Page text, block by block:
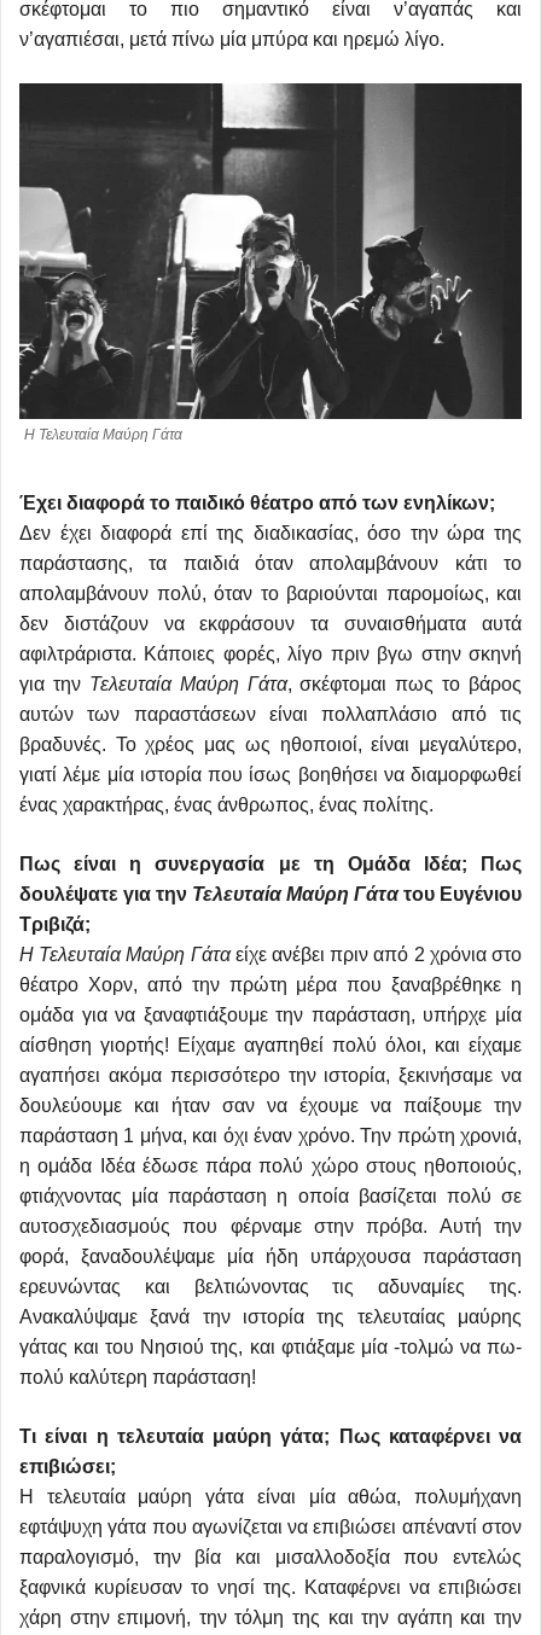
σκέφτομαι το πιο σημαντικό είναι ν’αγαπάς και
ν’αγαπιέσαι, μετά πίνω μία μπύρα και ηρεμώ λίγο.
Η Τελευταία Μαύρη Γάτα
Έχει διαφορά το παιδικό θέατρο από των ενηλίκων;
Δεν έχει διαφορά επί της διαδικασίας, όσο την ώρα της
παράστασης, τα παιδιά όταν απολαμβάνουν κάτι το
απολαμβάνουν πολύ, όταν το βαριούνται παρομοίως, και
δεν διστάζουν να εκφράσουν τα συναισθήματα αυτά
αφιλτράριστα. Κάποιες φορές, λίγο πριν βγω στην σκηνή
για την Τελευταία Μαύρη Γάτα, σκέφτομαι πως το βάρος
αυτών των παραστάσεων είναι πολλαπλάσιο από τις
βραδυνές. Το χρέος μας ως ηθοποιοί, είναι μεγαλύτερο,
γιατί λέμε μία ιστορία που ίσως βοηθήσει να διαμορφωθεί
ένας χαρακτήρας, ένας άνθρωπος, ένας πολίτης.
Πως είναι η συνεργασία με τη Ομάδα Ιδέα; Πως
δουλέψατε για την Τελευταία Μαύρη Γάτατου Ευγένιου
Τριβιζά;
Η Τελευταία Μαύρη Γάταείχε ανέβει πριν από 2 χρόνια στο
θέατρο Χορν, από την πρώτη μέρα που ξαναβρέθηκε η
ομάδα για να ξαναφτιάξουμε την παράσταση, υπήρχε μία
αίσθηση γιορτής! Είχαμε αγαπηθεί πολύ όλοι, και είχαμε
αγαπήσει ακόμα περισσότερο την ιστορία, ξεκινήσαμε να
δουλεύουμε και ήταν σαν να έχουμε να παίξουμε την
παράσταση 1 μήνα, και όχι έναν χρόνο. Την πρώτη χρονιά,
η ομάδα Ιδέα έδωσε πάρα πολύ χώρο στους ηθοποιούς,
φτιάχνοντας μία παράσταση η οποία βασίζεται πολύ σε
αυτοσχεδιασμούς που φέρναμε στην πρόβα. Αυτή την
φορά, ξαναδουλέψαμε μία ήδη υπάρχουσα παράσταση
ερευνώντας και βελτιώνοντας τις αδυναμίες της.
Ανακαλύψαμε ξανά την ιστορία της τελευταίας μαύρης
γάτας και του Νησιού της, και φτιάξαμε μία -τολμώ να πω-
πολύ καλύτερη παράσταση!
Τι είναι η τελευταία μαύρη γάτα; Πως καταφέρνει να
επιβιώσει;
Η τελευταία μαύρη γάτα είναι μία αθώα, πολυμήχανη
εφτάψυχη γάτα που αγωνίζεται να επιβιώσει απέναντί στον
παραλογισμό, την βία και μισαλλοδοξία που εντελώς
ξαφνικά κυρίευσαν το νησί της. Καταφέρνει να επιβιώσει
χάρη στην επιμονή, την τόλμη της και την αγάπη και την